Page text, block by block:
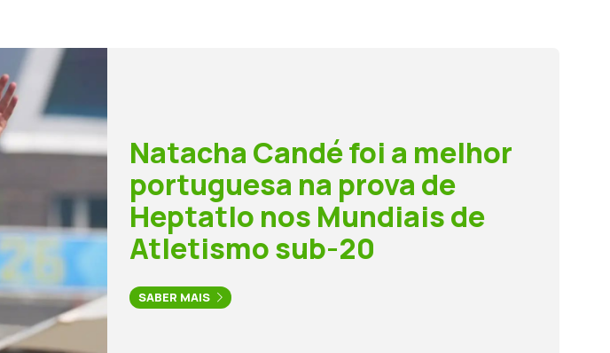
Natacha Candé foi a melhor
portuguesa na prova de
Heptatlo nos Mundiais de
Atletismo sub-20
SABER MAIS